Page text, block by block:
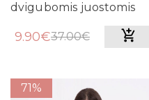
dvigubomis juostomis
9.90€37.00€
71%